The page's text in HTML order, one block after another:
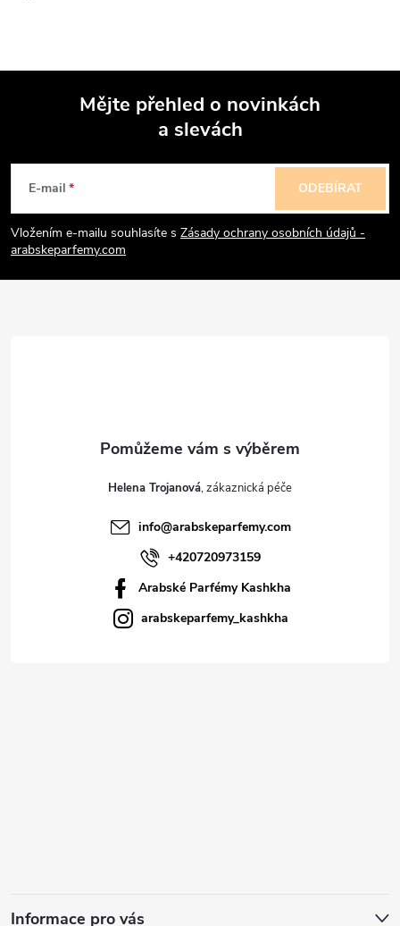
p
a
Mějte přehled o novinkách
a slevách
E-mail
Vložením e-mailu souhlasíte s Zásady ochrany osobních údajů -
arabskeparfemy.com
ODEBÍRAT
Helena Trojanová
info@arabskeparfemy.com
+420720973159
Arabské Parfémy Kashkha
arabskeparfemy_kashkha
Informace pro vás